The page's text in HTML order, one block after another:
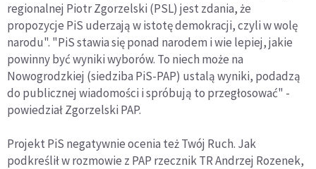
regionalnej Piotr Zgorzelski (PSL) jest zdania, że
propozycje PiS uderzają w istotę demokracji, czyli w wolę
narodu". "PiS stawia się ponad narodem i wie lepiej, jakie
powinny być wyniki wyborów. To niech może na
Nowogrodzkiej (siedziba PiS-PAP) ustalą wyniki, podadzą
do publicznej wiadomości i spróbują to przegłosować" -
powiedział Zgorzelski PAP.
Projekt PiS negatywnie ocenia też Twój Ruch. Jak
podkreślił w rozmowie z PAP rzecznik TR Andrzej Rozenek,